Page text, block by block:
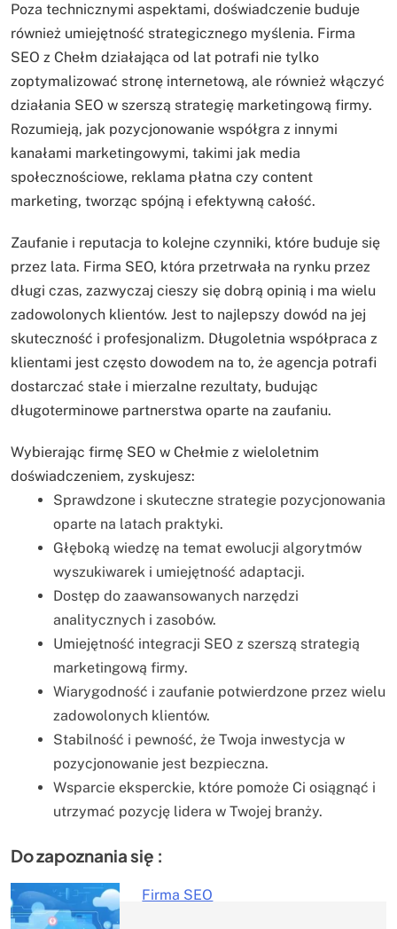
Poza technicznymi aspektami, doświadczenie buduje
również umiejętność strategicznego myślenia. Firma
SEO z Chełm działająca od lat potrafi nie tylko
zoptymalizować stronę internetową, ale również włączyć
działania SEO w szerszą strategię marketingową firmy.
Rozumieją, jak pozycjonowanie współgra z innymi
kanałami marketingowymi, takimi jak media
społecznościowe, reklama płatna czy content
marketing, tworząc spójną i efektywną całość.
Zaufanie i reputacja to kolejne czynniki, które buduje się
przez lata. Firma SEO, która przetrwała na rynku przez
długi czas, zazwyczaj cieszy się dobrą opinią i ma wielu
zadowolonych klientów. Jest to najlepszy dowód na jej
skuteczność i profesjonalizm. Długoletnia współpraca z
klientami jest często dowodem na to, że agencja potrafi
dostarczać stałe i mierzalne rezultaty, budując
długoterminowe partnerstwa oparte na zaufaniu.
Wybierając firmę SEO w Chełmie z wieloletnim
doświadczeniem, zyskujesz:
Sprawdzone i skuteczne strategie pozycjonowania
oparte na latach praktyki.
Głęboką wiedzę na temat ewolucji algorytmów
wyszukiwarek i umiejętność adaptacji.
Dostęp do zaawansowanych narzędzi
analitycznych i zasobów.
Umiejętność integracji SEO z szerszą strategią
marketingową firmy.
Wiarygodność i zaufanie potwierdzone przez wielu
zadowolonych klientów.
Stabilność i pewność, że Twoja inwestycja w
pozycjonowanie jest bezpieczna.
Wsparcie eksperckie, które pomoże Ci osiągnąć i
utrzymać pozycję lidera w Twojej branży.
Do zapoznania się :
Firma SEO